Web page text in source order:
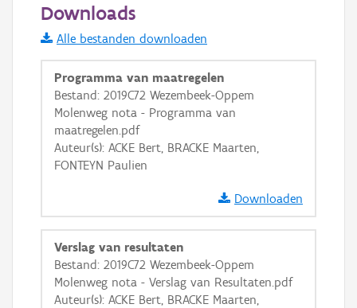
Informatie Vlaanderen
i
+ −
Basis Lagen
OSM-Basiskaart
Ortho
Downloads
Alle bestanden downloaden
Programma van maatregelen
Bestand: 2019C72 Wezembeek-Oppem
Molenweg nota - Programma van
maatregelen.pdf
Auteur(s): ACKE Bert, BRACKE Maarten,
FONTEYN Paulien
Downloaden
Verslag van resultaten
Bestand: 2019C72 Wezembeek-Oppem
Molenweg nota - Verslag van Resultaten.pdf
Auteur(s): ACKE Bert, BRACKE Maarten,